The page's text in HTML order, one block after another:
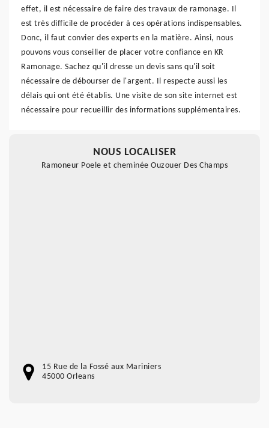
effet, il est nécessaire de faire des travaux de ramonage. Il
est très difficile de procéder à ces opérations indispensables.
Donc, il faut convier des experts en la matière. Ainsi, nous
pouvons vous conseiller de placer votre confiance en KR
Ramonage. Sachez qu'il dresse un devis sans qu'il soit
nécessaire de débourser de l'argent. Il respecte aussi les
délais qui ont été établis. Une visite de son site internet est
nécessaire pour recueillir des informations supplémentaires.
NOUS LOCALISER
Ramoneur Poele et cheminée Ouzouer Des Champs
15 Rue de la Fossé aux Mariniers
45000 Orleans